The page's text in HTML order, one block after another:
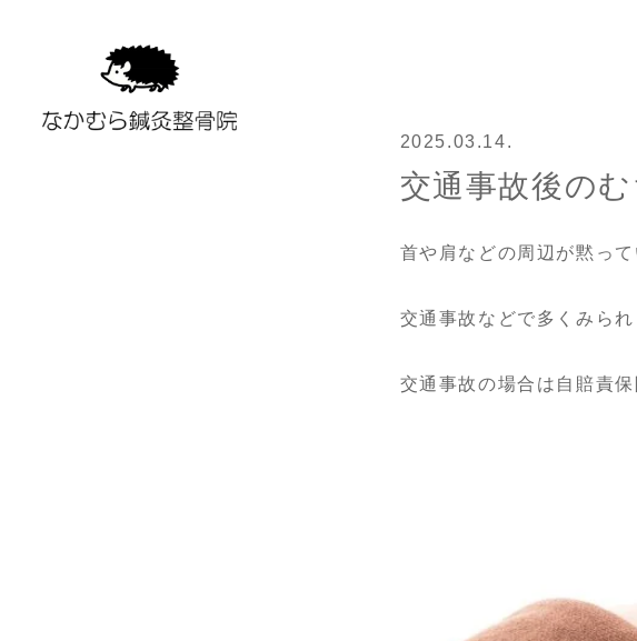
2025.03.14.
交通事故後の
首や肩などの周辺が黙っ
交通事故などで多くみられ
交通事故の場合は自賠責